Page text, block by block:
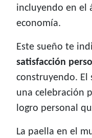
incluyendo en el
economía.
Este sueño te
satisfacción
construyendo. El
una celebración
logro personal
La paella en el